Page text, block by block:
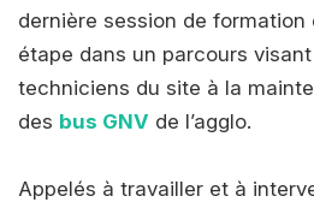
dernière session de formation
étape dans un parcours
techniciens du site à la
des bus GNV de l’agglo.
Appelés à travailler et à